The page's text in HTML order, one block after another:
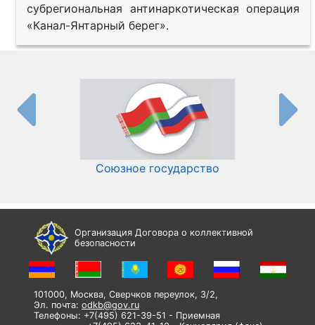
субрегиональная антинаркотическая операция
«Канал-Янтарный берег».
Союзное государство
Организация Договора о коллективной
безопасности
101000, Москва, Сверчков переулок, 3/2,
Эл. почта: odkb@gov.ru
Телефоны: +7(495) 621-39-51 - Приемная